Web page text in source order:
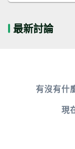
最新討論
有沒有什
現